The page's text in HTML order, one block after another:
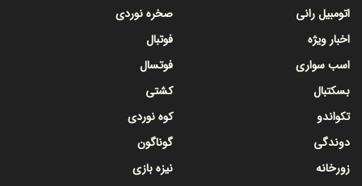
اتومبیل رانی
اخبار ویژه
اسب سواری
بسکتبال
تکواندو
دوندگی
زورخانه
صخره نوردی
فوتبال
فوتسال
کشتی
کوه نوردی
گوناگون
نیزه بازی